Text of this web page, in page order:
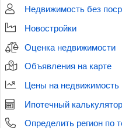
Недвижимость без
Новостройки
Оценка недвижимости
Объявления на карте
Цены на недвижимость
Ипотечный калькулятор
Определить регион по